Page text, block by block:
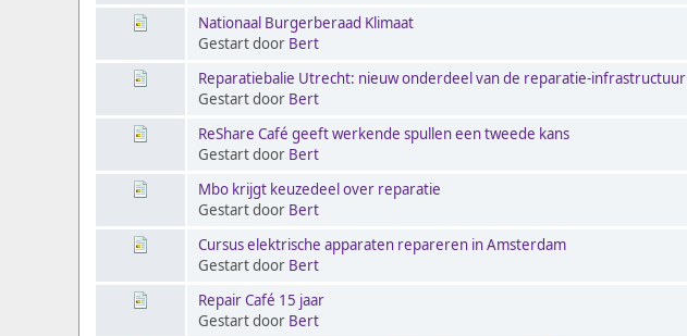
Nationaal Burgerberaad Klimaat
Gestart door Bert
Reparatiebalie Utrecht: nieuw onderdeel van de reparatie-infrastructuur
Gestart door Bert
ReShare Café geeft werkende spullen een tweede kans
Gestart door Bert
Mbo krijgt keuzedeel over reparatie
Gestart door Bert
Cursus elektrische apparaten repareren in Amsterdam
Gestart door Bert
Repair Café 15 jaar
Gestart door Bert